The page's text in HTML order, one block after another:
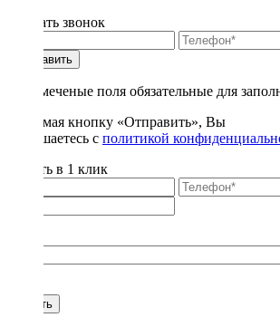
Заказать звонок
Отправить
* - отмеченые поля обязательные для
Нажимая кнопку «Отправить», Вы
соглашаетесь с политикой
Купить в 1 клик
Купить